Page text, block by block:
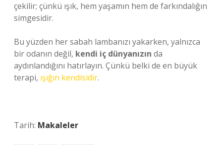
çekilir; çünkü ışık, hem yaşamın hem de farkındalığın
simgesidir.
Bu yüzden her sabah lambanızı yakarken, yalnızca
bir odanın değil, kendi iç dünyanızın da
aydınlandığını hatırlayın. Çünkü belki de en büyük
terapi, ışığın kendisidir.
Tarih: Makaleler